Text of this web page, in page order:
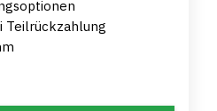
Teilrückzahlung